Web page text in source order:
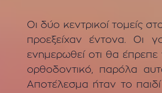
Οι δύο κεντρικοί τομείς
προεξείχαν έντονα. Οι
ενημερωθεί οτι θα έπρεπε
ορθοδοντικό, παρόλα
Αποτέλεσμα ήταν το